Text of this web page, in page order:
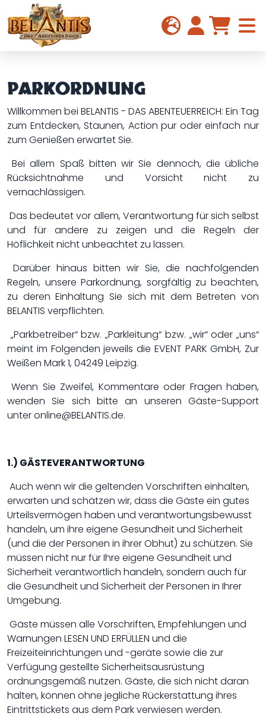
PARKORDNUNG
Willkommen bei BELANTIS - DAS ABENTEUERREICH: Ein Tag
zum Entdecken, Staunen, Action pur oder einfach nur
zum Genießen erwartet Sie.
Bei allem Spaß bitten wir Sie dennoch, die übliche
Rücksichtnahme und Vorsicht nicht zu
vernachlässigen.
Das bedeutet vor allem, Verantwortung für sich selbst
und für andere zu zeigen und die Regeln der
Höflichkeit nicht unbeachtet zu lassen.
Darüber hinaus bitten wir Sie, die nachfolgenden
Regeln, unsere Parkordnung, sorgfältig zu beachten,
zu deren Einhaltung Sie sich mit dem Betreten von
BELANTIS verpflichten.
„Parkbetreiber“ bzw. „Parkleitung“ bzw. „wir“ oder „uns“
meint im Folgenden jeweils die EVENT PARK GmbH, Zur
Weißen Mark 1, 04249 Leipzig.
Wenn Sie Zweifel, Kommentare oder Fragen haben,
wenden Sie sich bitte an unseren Gäste-Support
unter online@BELANTIS.de.
1.) GÄSTEVERANTWORTUNG
Auch wenn wir die geltenden Vorschriften einhalten,
erwarten und schätzen wir, dass die Gäste ein gutes
Urteilsvermögen haben und verantwortungsbewusst
handeln, um ihre eigene Gesundheit und Sicherheit
(und die der Personen in ihrer Obhut) zu schützen. Sie
müssen nicht nur für Ihre eigene Gesundheit und
Sicherheit verantwortlich handeln, sondern auch für
die Gesundheit und Sicherheit der Personen in Ihrer
Umgebung.
Gäste müssen alle Vorschriften, Empfehlungen und
Warnungen LESEN UND ERFÜLLEN und die
Freizeiteinrichtungen und -geräte sowie die zur
Verfügung gestellte Sicherheitsausrüstung
ordnungsgemäß nutzen. Gäste, die sich nicht daran
halten, können ohne jegliche Rückerstattung ihres
Eintrittstickets aus dem Park verwiesen werden.